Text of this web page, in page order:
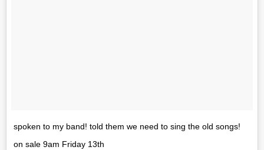
spoken to my band! told them we need to sing the old songs!
on sale 9am Friday 13th